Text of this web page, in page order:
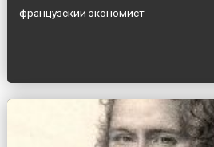
французский экономист